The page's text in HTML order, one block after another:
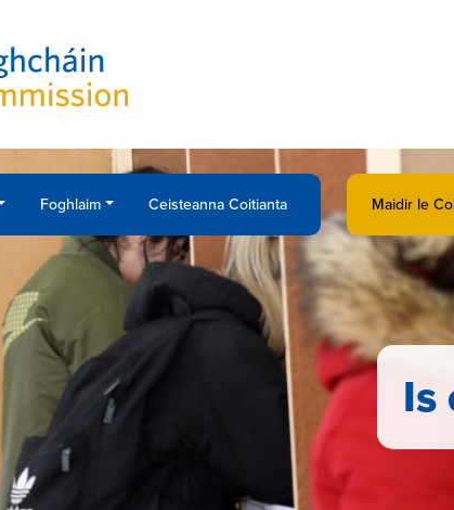
Foghlaim Ceisteanna Coitianta Maidir le
Is